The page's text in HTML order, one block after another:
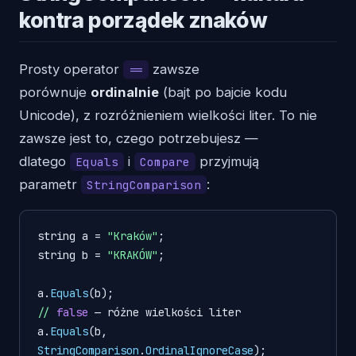
kontra porządek znaków
Prosty operator ==
zawsze
porównuje ordinalnie (bajt po bajcie kodu
Unicode), z rozróżnieniem wielkości liter. To nie
zawsze jest to, czego potrzebujesz —
dlatego
Equals i Compare
przyjmują
parametr
StringComparison :
string a = "Kraków" ;
string b = "KRAKÓW" ;
a. Equals
//
false — różne wielkości liter
a. Equals
StringComparison .OrdinalIgnoreCase